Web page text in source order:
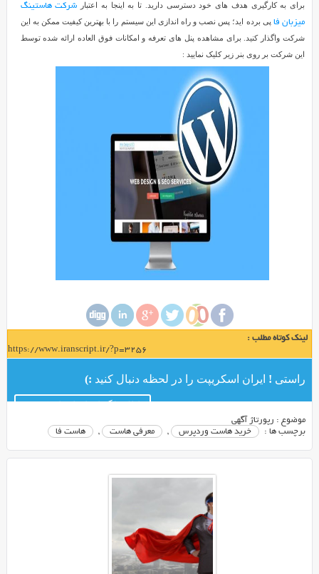
برای به کارگیری هدف های خود دسترسی دارید. تا به اینجا به اعتبار شرکت هاستینگ
میزبان فا پی برده اید؛ پس نصب و راه اندازی این سیستم را با بهترین کیفیت ممکن به این
شرکت واگذار کنید. برای مشاهده پنل های تعرفه و امکانات فوق العاده ارائه شده توسط
این شرکت بر روی بنر زیر کلیک نمایید :
لینک کوتاه مطلب :
https://www.iranscript.ir/?p=3256
راستی ! ایران اسکریپت را در لحظه دنبال کنید :)
موضوع : رپورتاژ آگهی
برچسب ها :
خرید هاست وردپرس , معرفی هاست , هاست فا